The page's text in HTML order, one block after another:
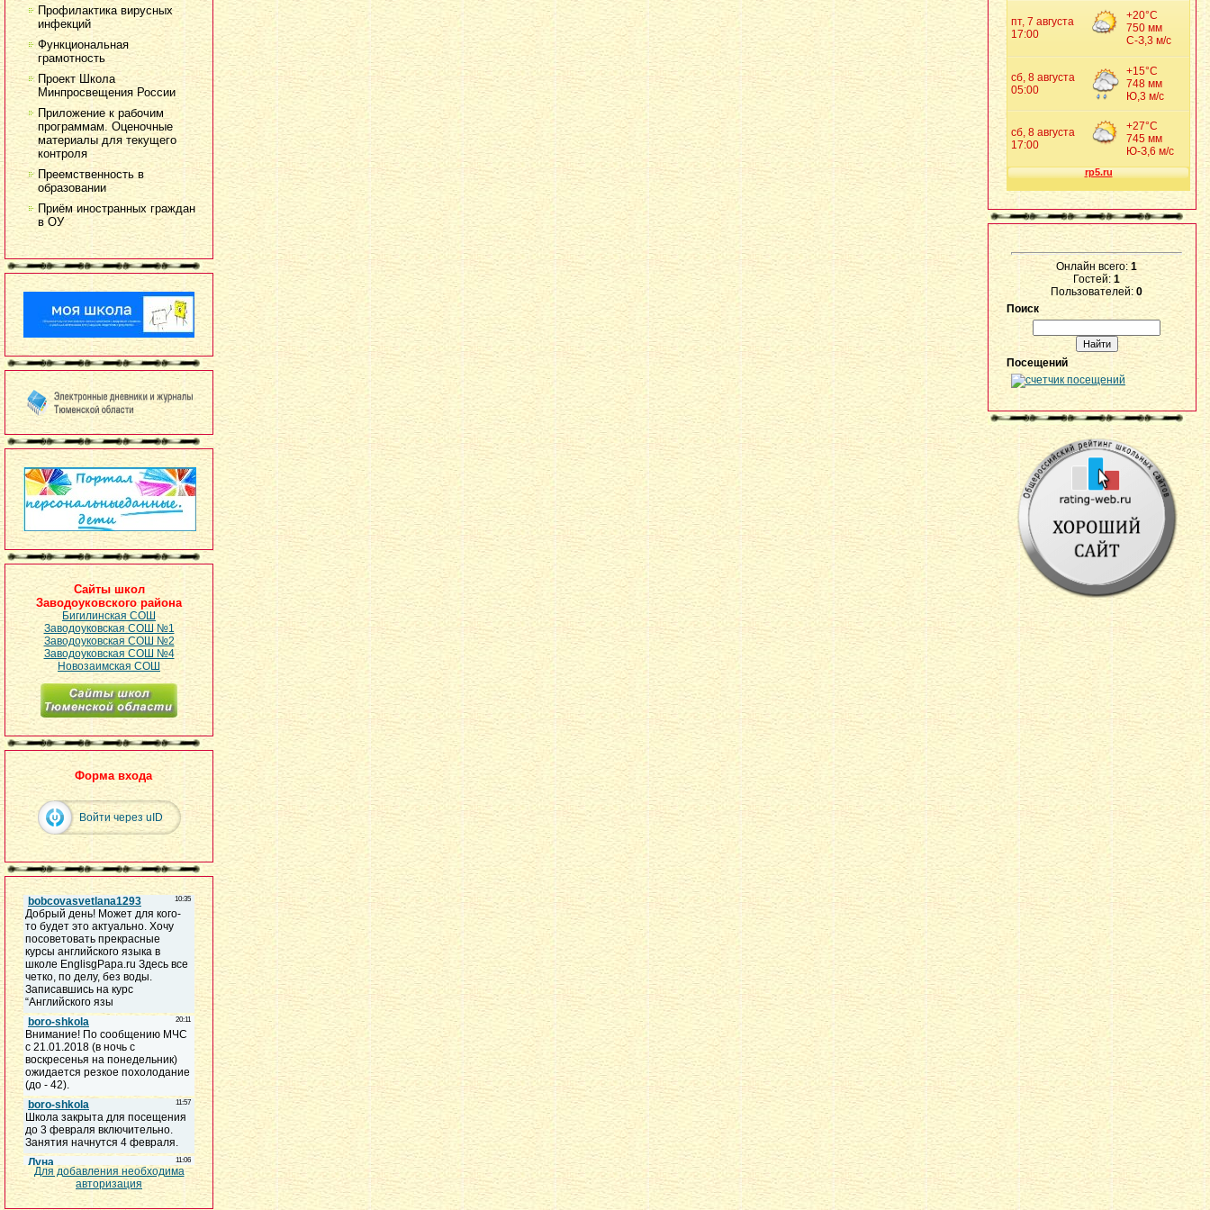
Профилактика вирусных
инфекций
Функциональная
грамотность
Проект Школа
Минпросвещения России
Приложение к рабочим
программам. Оценочные
материалы для текущего
контроля
Преемственность в
образовании
Приём иностранных граждан
в ОУ
Сайты школ
Заводоуковского района
Бигилинская СОШ
Заводоуковская СОШ №1
Заводоуковская СОШ №2
Заводоуковская СОШ №4
Новозаимская СОШ
Форма входа
Войти через uID
Для добавления необходима
авторизация
Онлайн всего:1
Гостей: 1
Пользователей: 0
Поиск
Посещений